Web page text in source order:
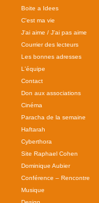
Boite a Idees
C'est ma vie
J'ai aime / J'ai pas aime
Courrier des lecteurs
Les bonnes adresses
L'équipe
Contact
Don aux associations
Cinéma
Paracha de la semaine
Haftarah
Cyberthora
Site Raphael Cohen
Dominique Aubier
Conférence – Rencontre
Musique